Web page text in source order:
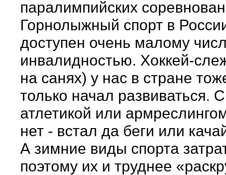
паралимпийских
Горнолыжный спорт в
доступен очень малому
инвалидностью. Хоккей-
на санях) у нас в стране
только начал развиваться.
атлетикой или
нет - встал да беги или
А зимние виды спорта
поэтому их и труднее